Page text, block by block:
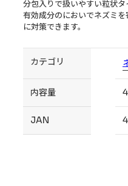
分包入りで扱いやすい粒状タ
有効成分のにおいでネズミ
に対策できます。
カテゴリ
内容量
JAN